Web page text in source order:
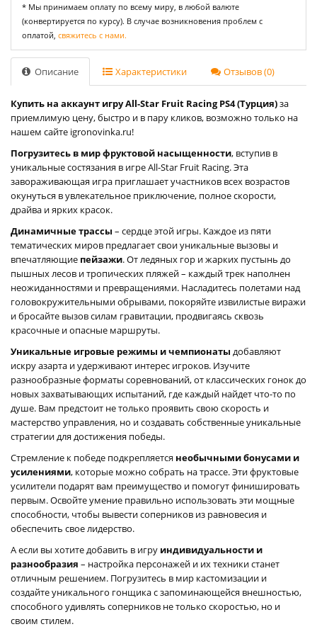
* Мы принимаем оплату по всему миру, в любой валюте
(конвертируется по курсу). В случае возникновения проблем с
оплатой, свяжитесь с нами.
Описание Характеристики Отзывов (0)
Купить на аккаунт игру All-Star Fruit Racing PS4 (Турция)за
приемлимую цену, быстро и в пару кликов, возможно только на
нашем сайте igronovinka.ru!
Погрузитесь в мир фруктовой насыщенности, вступив в
уникальные состязания в игре All-Star Fruit Racing. Эта
завораживающая игра приглашает участников всех возрастов
окунуться в увлекательное приключение, полное скорости,
драйва и ярких красок.
Динамичные трассы – сердце этой игры. Каждое из пяти
тематических миров предлагает свои уникальные вызовы и
впечатляющие пейзажи. От ледяных гор и жарких пустынь до
пышных лесов и тропических пляжей – каждый трек наполнен
неожиданностями и превращениями. Насладитесь полетами над
головокружительными обрывами, покоряйте извилистые виражи
и бросайте вызов силам гравитации, продвигаясь сквозь
красочные и опасные маршруты.
Уникальные игровые режимы и чемпионаты добавляют
искру азарта и удерживают интерес игроков. Изучите
разнообразные форматы соревнований, от классических гонок до
новых захватывающих испытаний, где каждый найдет что-то по
душе. Вам предстоит не только проявить свою скорость и
мастерство управления, но и создавать собственные уникальные
стратегии для достижения победы.
Стремление к победе подкрепляется необычными бонусами и
усилениями, которые можно собрать на трассе. Эти фруктовые
усилители подарят вам преимущество и помогут финишировать
первым. Освойте умение правильно использовать эти мощные
способности, чтобы вывести соперников из равновесия и
обеспечить свое лидерство.
А если вы хотите добавить в игру индивидуальности и
разнообразия – настройка персонажей и их техники станет
отличным решением. Погрузитесь в мир кастомизации и
создайте уникального гонщика с запоминающейся внешностью,
способного удивлять соперников не только скоростью, но и
своим стилем.